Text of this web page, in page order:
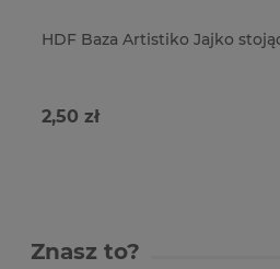
HDF Baza Artistiko Jajko
2,50 zł
Znasz to?